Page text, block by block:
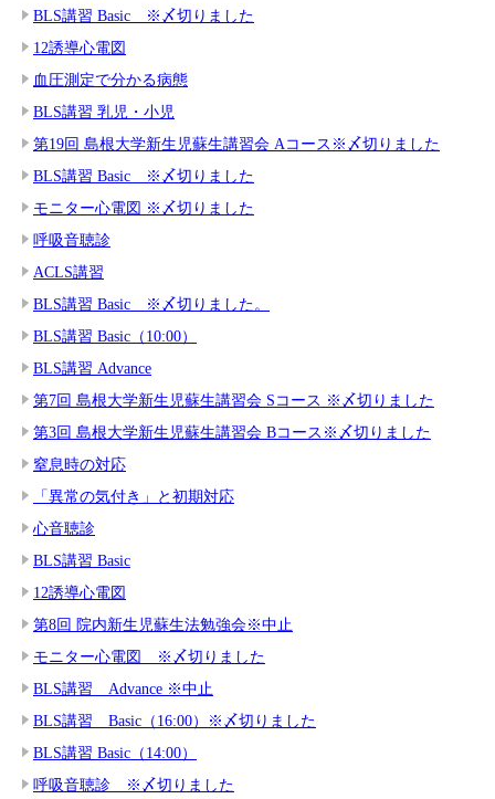
BLS講習 Basic ※〆切りました
12誘導心電図
血圧測定で分かる病態
BLS講習 乳児・小児
第19回 島根大学新生児蘇生講習会 Aコース※〆切りました
BLS講習 Basic ※〆切りました
モニター心電図 ※〆切りました
呼吸音聴診
ACLS講習
BLS講習 Basic ※〆切りました。
BLS講習 Basic（10:00）
BLS講習 Advance
第7回 島根大学新生児蘇生講習会 Sコース ※〆切りました
第3回 島根大学新生児蘇生講習会 Bコース※〆切りました
窒息時の対応
「異常の気付き」と初期対応
心音聴診
BLS講習 Basic
12誘導心電図
第8回 院内新生児蘇生法勉強会※中止
モニター心電図 ※〆切りました
BLS講習 Advance ※中止
BLS講習 Basic（16:00）※〆切りました
BLS講習 Basic（14:00）
呼吸音聴診 ※〆切りました